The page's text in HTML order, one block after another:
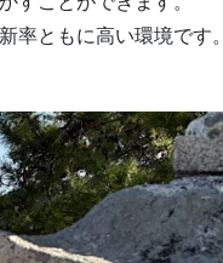
率ともに高い環境です。